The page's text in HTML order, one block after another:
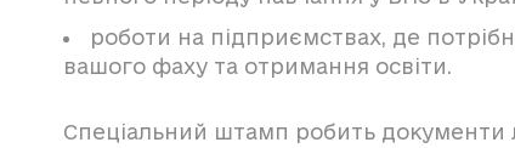
роботи на підприємствах, де
вашого фаху та отримання освіти.
Спеціальний штамп робить документи